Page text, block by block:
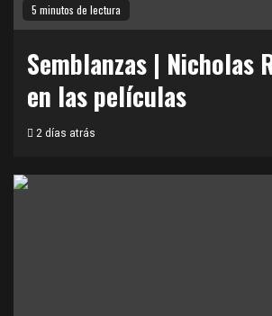
5 minutos de lectura
Semblanzas | Nicholas
en las películas
2 días atrás